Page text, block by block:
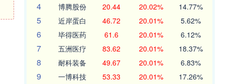
4 博腾股份 20.44 20.02% 14.77%
5 近岸蛋白 46.72 20.01% 5.62%
6 毕得医药 61.6 20.01% 6.12%
7 五洲医疗 83.62 20.01% 18.37%
8 耐科装备 49.67 20.01% 6.83%
9 一博科技 53.33 20.01% 17.26%